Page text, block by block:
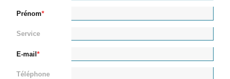
Prénom
Service
E-mail
Téléphone